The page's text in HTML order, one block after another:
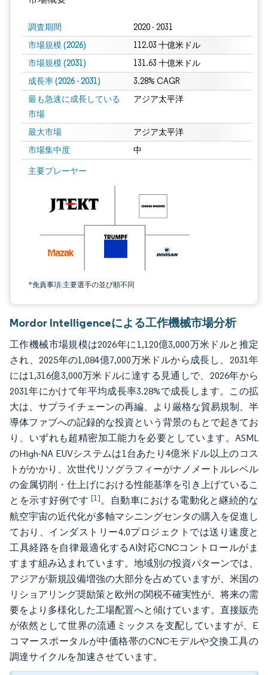
調査期間 2020 - 2031
市場規模 (2026) 112.03 十億米ドル
市場規模 (2031) 131.63 十億米ドル
成長率 (2026 - 2031) 3.28% CAGR
最も急速に成長している
市場
アジア太平洋
最大市場 アジア太平洋
市場集中度 中
主要プレーヤー
*免責事項:主要選手の並び順不同
画像 © Mordor Intelligence。再利用にはCC BY 4.0の表示が必要です。
Mordor Intelligenceによる工作機械市場分析
工作機械市場規模は2026年に1,120億3,000万米ドルと推定
され、2025年の1,084億7,000万米ドルから成長し、2031年
には1,316億3,000万米ドルに達する見通しで、2026年から
2031年にかけて年平均成長率3.28%で成長します。この拡
大は、サプライチェーンの再編、より厳格な貿易規制、半
導体ファブへの記録的な投資という背景のもとで起きてお
り、いずれも超精密加工能力を必要としています。ASML
のHigh-NA EUVシステムは1台あたり4億米ドル以上のコス
トがかかり、次世代リソグラフィーがナノメートルレベル
の金属切削・仕上げにおける性能基準を引き上げているこ
とを示す好例です [1]。自動車における電動化と継続的な
航空宇宙の近代化が多軸マシニングセンタの購入を促進し
ており、インダストリー4.0プロジェクトでは送り速度と
工具経路を自律最適化するAI対応CNCコントロールがま
すます組み込まれています。地域別の投資パターンでは、
アジアが新規設備増強の大部分を占めていますが、米国の
リショアリング奨励策と欧州の関税不確実性が、将来の需
要をより多様化した工場配置へと傾けています。直接販売
が依然として世界の流通ミックスを支配していますが、E
コマースポータルが中価格帯のCNCモデルや交換工具の
調達サイクルを加速させています。